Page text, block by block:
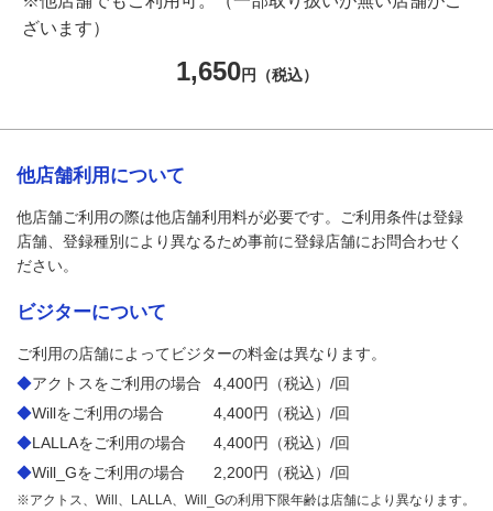
ざいます）
1,650円（税込）
他店舗利用について
他店舗ご利用の際は他店舗利用料が必要です。ご利用条件は登録
店舗、登録種別により異なるため事前に登録店舗にお問合わせく
ださい。
ビジターについて
ご利用の店舗によってビジターの料金は異なります。
◆アクトスをご利用の場合
4,400円（税込）/回
◆Willをご利用の場合
4,400円（税込）/回
◆LALLAをご利用の場合
4,400円（税込）/回
◆Will_Gをご利用の場合 2,200円（税込）/回
※アクトス、Will、LALLA、Will_Gの利用下限年齢は店舗により異なります。